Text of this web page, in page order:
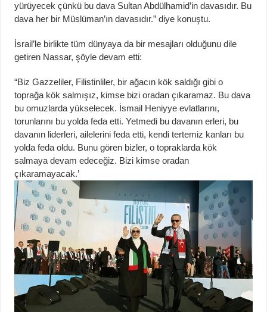
yürüyecek çünkü bu dava Sultan Abdülhamid’in davasıdır. Bu
dava her bir Müslüman’ın davasıdır.” diye konuştu.
İsrail’le birlikte tüm dünyaya da bir mesajları olduğunu dile
getiren Nassar, şöyle devam etti:
“Biz Gazzeliler, Filistinliler, bir ağacın kök saldığı gibi o
toprağa kök salmışız, kimse bizi oradan çıkaramaz. Bu dava
bu omuzlarda yükselecek. İsmail Heniyye evlatlarını,
torunlarını bu yolda feda etti. Yetmedi bu davanın erleri, bu
davanın liderleri, ailelerini feda etti, kendi tertemiz kanları bu
yolda feda oldu. Bunu gören bizler, o topraklarda kök
salmaya devam edeceğiz. Bizi kimse oradan
çıkaramayacak.’